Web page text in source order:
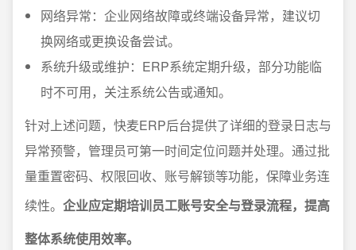
网络异常：企业网络故障或终端设备异常，建议切
换网络或更换设备尝试。
系统升级或维护：ERP系统定期升级，部分功能临
时不可用，关注系统公告或通知。
针对上述问题，快麦ERP后台提供了详细的登录日志与
异常预警，管理员可第一时间定位问题并处理。通过批
量重置密码、权限回收、账号解锁等功能，保障业务连
续性。 企业应定期培训员工账号安全与登录流程，提高
整体系统使用效率。